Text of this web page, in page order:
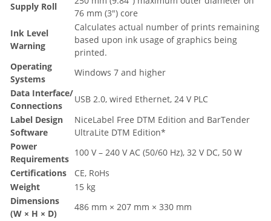
Supply Roll
76 mm (3") core
Ink Level
Warning
Calculates actual number of prints remaining
based upon ink usage of graphics being
printed.
Operating
Systems
Windows 7 and higher
Data Interface/
Connections
USB 2.0, wired Ethernet, 24 V PLC
Label Design
Software
NiceLabel Free DTM Edition and BarTender
UltraLite DTM Edition*
Power
Requirements
100 V – 240 V AC (50/60 Hz), 32 V DC, 50 W
Certifications
CE, RoHs
Weight
15 kg
Dimensions
(W × H × D)
486 mm × 207 mm × 330 mm